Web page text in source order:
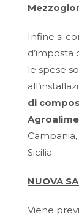
Infine si
d’imposta
le spese
di
Sicilia.
NUOVA
Viene